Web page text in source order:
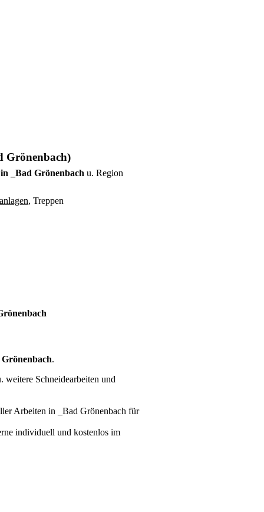
Grönenbach)
_Bad Grönenbach u. Region
, Treppen
.
weitere Schneidearbeiten und
Arbeiten in _Bad Grönenbach für
individuell und kostenlos im